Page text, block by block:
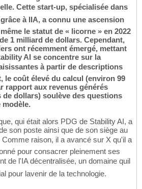
Cette start-up, spécialisée dans
à lIA, a connu une ascension
le statut de « licorne » en 2022
1 milliard de dollars. Cependant,
ont récemment émergé, mettant
AI se concentre sur la
à partir de descriptions
le coût élevé du calcul (environ 99
rapport aux revenus générés
de dollars) soulève des questions
modèle.
qui était alors PDG de Stability AI, a
son poste ainsi que de son siège au
Comme raison, il a avancé sur X qu'il a
pour consacrer pleinement ses
de l'IA décentralisée, un domaine quil
pour lavenir de la technologie.